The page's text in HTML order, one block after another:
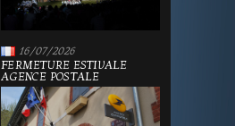
16/07/2026
FERMETURE ESTIVALE
AGENCE POSTALE